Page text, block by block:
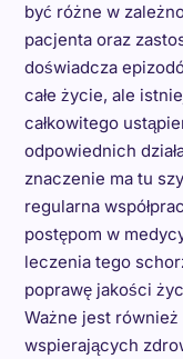
być różne w
pacjenta oraz
doświadcza
całe życie, ale
całkowitego
odpowiednich
znaczenie ma tu
regularna
postępom w
leczenia tego
poprawę jakości
Ważne jest również
wspierających